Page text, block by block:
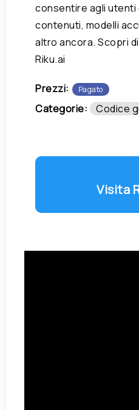
consentire agli utenti
contenuti, modelli
altro ancora. Scopri
Riku.ai
Prezzi: Pagato
Categorie: Codice
Visita